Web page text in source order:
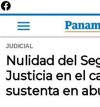
JUDICIAL
Nulidad del
Justicia en el
sustenta en